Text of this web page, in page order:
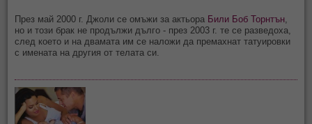
През май 2000 г. Джоли се омъжи за актьора Били Боб Торнтън
но и този брак не продължи дълго - през 2003 г. те се разведоха,
след което и на двамата им се наложи да премахнат татуировки
с имената на другия от телата си.